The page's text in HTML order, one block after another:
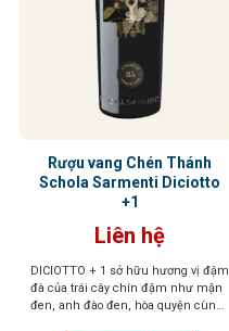
Rượu vang Chén Thánh
Schola Sarmenti Diciotto
+1
Liên hệ
DICIOTTO + 1 sở hữu hương vị đậm
đà của trái cây chín đậm như mận
đen, anh đào đen, hòa quyện cùng